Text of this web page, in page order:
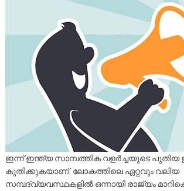
ഇന്ന് ഇന്ത്യ സാമ്പത്തിക വളർച്ചയുടെ പുതിയ
കുതിക്കുകയാണ്. ലോകത്തിലെ ഏറ്റവും വലിയ
സമ്പദ്‌വ്യവസ്ഥകളിൽ ഒന്നായി രാജ്യം